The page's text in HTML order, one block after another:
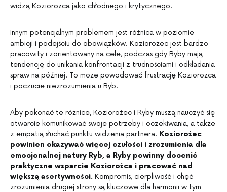
widzą Koziorożca jako chłodnego i krytycznego.
Innym potencjalnym problemem jest różnica w poziomie
ambicji i podejściu do obowiązków. Koziorożec jest bardzo
pracowity i zorientowany na cele, podczas gdy Ryby mają
tendencję do unikania konfrontacji z trudnościami i odkładania
spraw na później. To może powodować frustrację Koziorożca
i poczucie niezrozumienia u Ryb.
Aby pokonać te różnice, Koziorożec i Ryby muszą nauczyć się
otwarcie komunikować swoje potrzeby i oczekiwania, a także
z empatią słuchać punktu widzenia partnera. Koziorożec
powinien okazywać więcej czułości i zrozumienia dla
emocjonalnej natury Ryb, a Ryby powinny docenić
praktyczne wsparcie Koziorożca i pracować nad
większą asertywności. Kompromis, cierpliwość i chęć
zrozumienia drugiej strony są kluczowe dla harmonii w tym